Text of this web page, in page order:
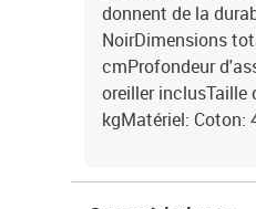
donnent de la
NoirDimensions
cmProfondeur
oreiller inclusTaille
kgMatériel: Coton: